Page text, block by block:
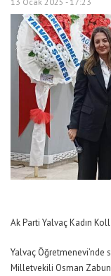
Ak Parti Yalvaç Kadın
Yalvaç Öğretmenevi’nde
Milletvekili Osman